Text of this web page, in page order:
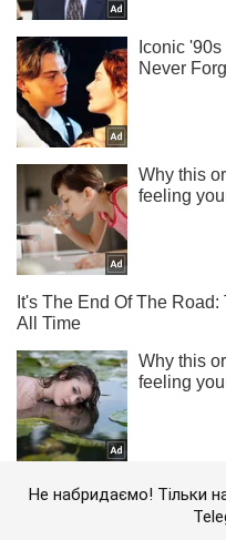
Не набридаємо! Тільки